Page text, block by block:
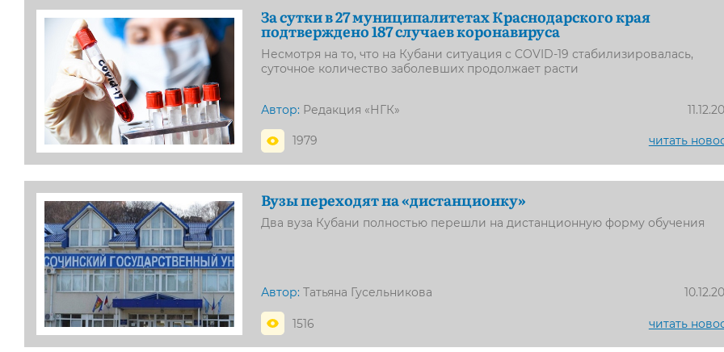
За сутки в 27 муниципалитетах Краснодарского края
подтверждено 187 случаев коронавируса
Несмотря на то, что на Кубани ситуация с COVID-19 стабилизировалась,
суточное количество заболевших продолжает расти
Автор: Редакция «НГК»
1979 читать
Вузы переходят на «дистанционку»
Два вуза Кубани полностью перешли на дистанционную форму обучения
Автор: Татьяна Гусельникова
1516 читать